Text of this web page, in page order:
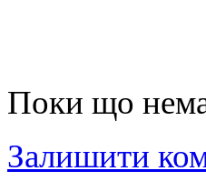
Поки що
Залишити